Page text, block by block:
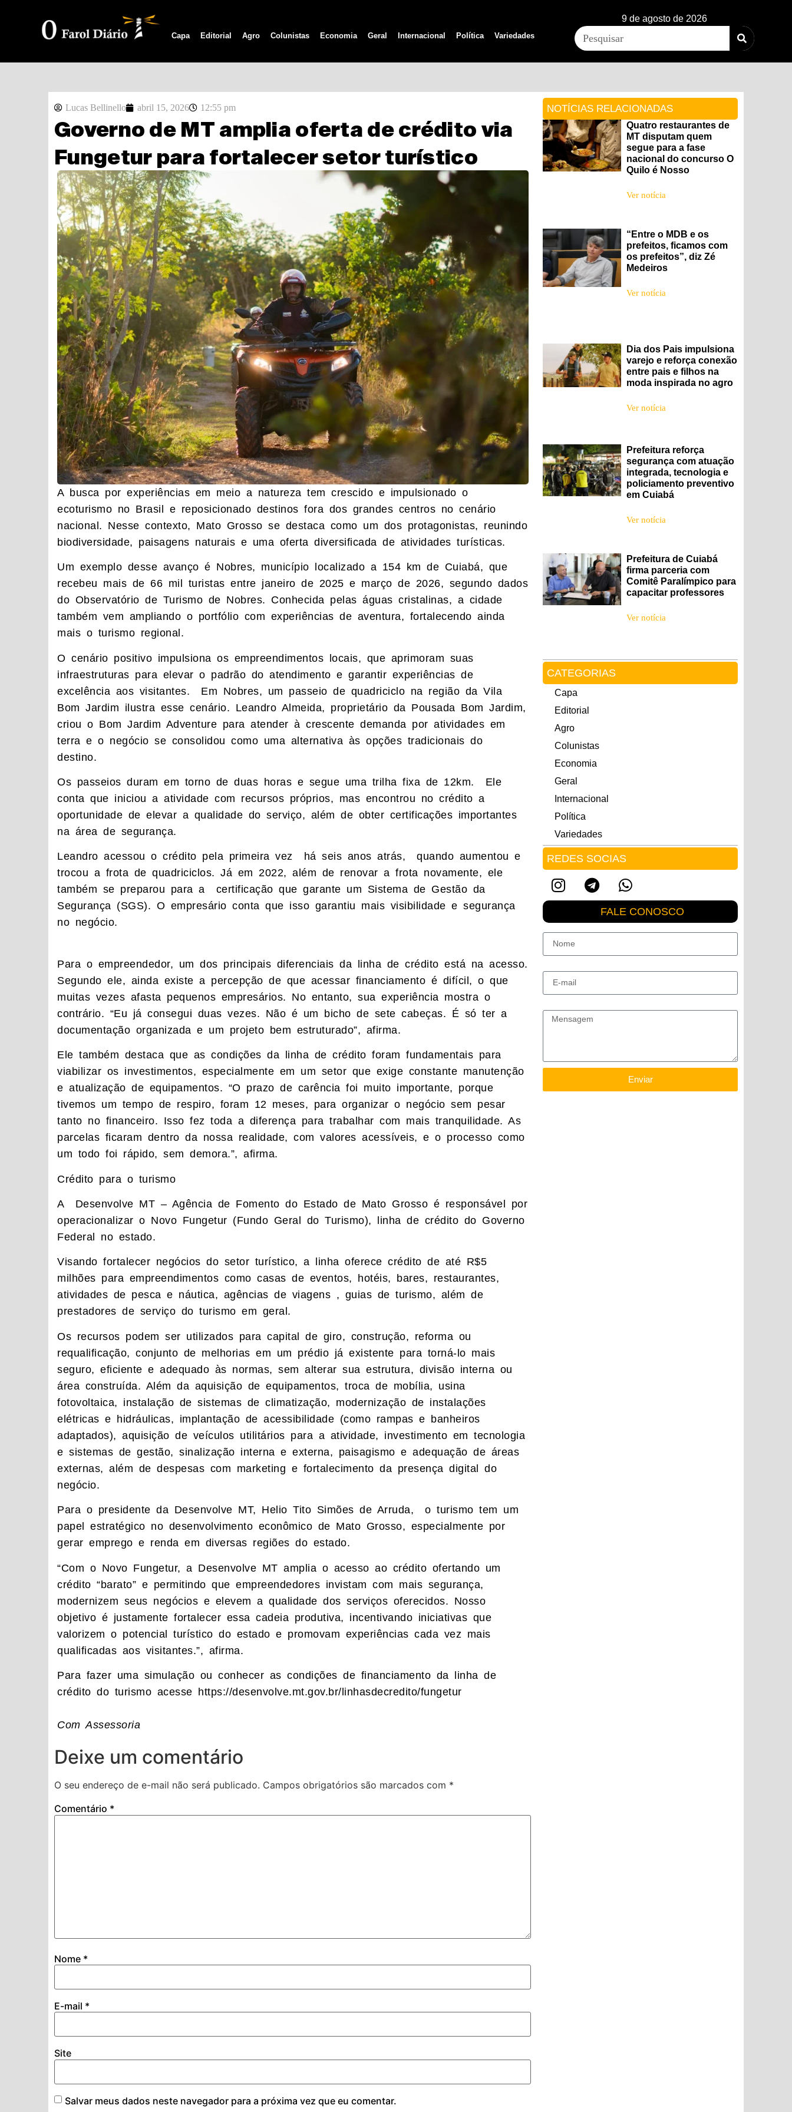
Capa Editorial Agro Colunistas Economia Geral Internacional Política Variedades
9 de agosto de 2026
Lucas Bellinello abril 15, 2026 12:55 pm
Governo de MT amplia oferta de crédito via
Fungetur para fortalecer setor turístico
A busca por experiências em meio a natureza tem crescido e impulsionado o
ecoturismo no Brasil e reposicionado destinos fora dos grandes centros no cenário
nacional. Nesse contexto, Mato Grosso se destaca como um dos protagonistas, reunindo
biodiversidade, paisagens naturais e uma oferta diversificada de atividades turísticas.
Um exemplo desse avanço é Nobres, município localizado a 154 km de Cuiabá, que
recebeu mais de 66 mil turistas entre janeiro de 2025 e março de 2026, segundo dados
do Observatório de Turismo de Nobres. Conhecida pelas águas cristalinas, a cidade
também vem ampliando o portfólio com experiências de aventura, fortalecendo ainda
mais o turismo regional.
O cenário positivo impulsiona os empreendimentos locais, que aprimoram suas
infraestruturas para elevar o padrão do atendimento e garantir experiências de
excelência aos visitantes. Em Nobres, um passeio de quadriciclo na região da Vila
Bom Jardim ilustra esse cenário. Leandro Almeida, proprietário da Pousada Bom Jardim,
criou o Bom Jardim Adventure para atender à crescente demanda por atividades em
terra e o negócio se consolidou como uma alternativa às opções tradicionais do
destino.
Os passeios duram em torno de duas horas e segue uma trilha fixa de 12km. Ele
conta que iniciou a atividade com recursos próprios, mas encontrou no crédito a
oportunidade de elevar a qualidade do serviço, além de obter certificações importantes
na área de segurança.
Leandro acessou o crédito pela primeira vez há seis anos atrás, quando aumentou e
trocou a frota de quadriciclos. Já em 2022, além de renovar a frota novamente, ele
também se preparou para a certificação que garante um Sistema de Gestão da
Segurança (SGS). O empresário conta que isso garantiu mais visibilidade e segurança
no negócio.
Para o empreendedor, um dos principais diferenciais da linha de crédito está na acesso.
Segundo ele, ainda existe a percepção de que acessar financiamento é difícil, o que
muitas vezes afasta pequenos empresários. No entanto, sua experiência mostra o
contrário. “Eu já consegui duas vezes. Não é um bicho de sete cabeças. É só ter a
documentação organizada e um projeto bem estruturado”, afirma.
Ele também destaca que as condições da linha de crédito foram fundamentais para
viabilizar os investimentos, especialmente em um setor que exige constante manutenção
e atualização de equipamentos. “O prazo de carência foi muito importante, porque
tivemos um tempo de respiro, foram 12 meses, para organizar o negócio sem pesar
tanto no financeiro. Isso fez toda a diferença para trabalhar com mais tranquilidade. As
parcelas ficaram dentro da nossa realidade, com valores acessíveis, e o processo como
um todo foi rápido, sem demora.”, afirma.
Crédito para o turismo
A Desenvolve MT – Agência de Fomento do Estado de Mato Grosso é responsável por
operacionalizar o Novo Fungetur (Fundo Geral do Turismo), linha de crédito do Governo
Federal no estado.
Visando fortalecer negócios do setor turístico, a linha oferece crédito de até R$5
milhões para empreendimentos como casas de eventos, hotéis, bares, restaurantes,
atividades de pesca e náutica, agências de viagens , guias de turismo, além de
prestadores de serviço do turismo em geral.
Os recursos podem ser utilizados para capital de giro, construção, reforma ou
requalificação, conjunto de melhorias em um prédio já existente para torná-lo mais
seguro, eficiente e adequado às normas, sem alterar sua estrutura, divisão interna ou
área construída. Além da aquisição de equipamentos, troca de mobília, usina
fotovoltaica, instalação de sistemas de climatização, modernização de instalações
elétricas e hidráulicas, implantação de acessibilidade (como rampas e banheiros
adaptados), aquisição de veículos utilitários para a atividade, investimento em tecnologia
e sistemas de gestão, sinalização interna e externa, paisagismo e adequação de áreas
externas, além de despesas com marketing e fortalecimento da presença digital do
negócio.
Para o presidente da Desenvolve MT, Helio Tito Simões de Arruda, o turismo tem um
papel estratégico no desenvolvimento econômico de Mato Grosso, especialmente por
gerar emprego e renda em diversas regiões do estado.
“Com o Novo Fungetur, a Desenvolve MT amplia o acesso ao crédito ofertando um
crédito “barato” e permitindo que empreendedores invistam com mais segurança,
modernizem seus negócios e elevem a qualidade dos serviços oferecidos. Nosso
objetivo é justamente fortalecer essa cadeia produtiva, incentivando iniciativas que
valorizem o potencial turístico do estado e promovam experiências cada vez mais
qualificadas aos visitantes.”, afirma.
Para fazer uma simulação ou conhecer as condições de financiamento da linha de
crédito do turismo acesse https://desenvolve.mt.gov.br/linhasdecredito/fungetur
Com Assessoria
Deixe um comentário
O seu endereço de e-mail não será publicado. Campos obrigatórios são marcados com *
Comentário *
Nome *
E-mail *
Site
Salvar meus dados neste navegador para a próxima vez que eu comentar.
NOTÍCIAS RELACIONADAS
Quatro restaurantes de
MT disputam quem
segue para a fase
nacional do concurso O
Quilo é Nosso
Ver notícia
“Entre o MDB e os
prefeitos, ficamos com
os prefeitos”, diz Zé
Medeiros
Ver notícia
Dia dos Pais impulsiona
varejo e reforça conexão
entre pais e filhos na
moda inspirada no agro
Ver notícia
Prefeitura reforça
segurança com atuação
integrada, tecnologia e
policiamento preventivo
em Cuiabá
Ver notícia
Prefeitura de Cuiabá
firma parceria com
Comitê Paralímpico para
capacitar professores
Ver notícia
CATEGORIAS
Capa
Editorial
Agro
Colunistas
Economia
Geral
Internacional
Política
Variedades
REDES SOCIAS
FALE CONOSCO
Enviar